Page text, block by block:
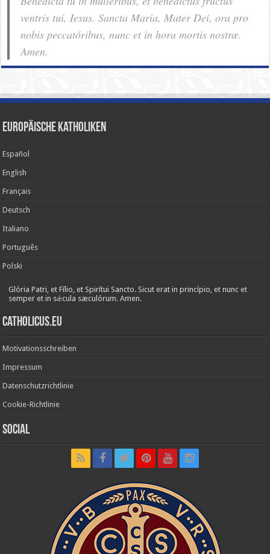
ventris tui, Iesus. Sancta Maria, Mater Dei, ora pro
nobis pec­ca­tóribus, nunc et in hora mortis nostræ.
Amen.
Europäische Katholiken
Español
English
Français
Deutsch
Italiano
Português
Polski
Glória Patri, et Fílio, et Spirítui Sancto. Sicut erat in princípio, et nunc et
semper et in sǽcula sæculórum. Amen.
Catholicus.eu
Motivationsschreiben
Impressum
Datenschutzrichtlinie
Cookie-Richtlinie
Social